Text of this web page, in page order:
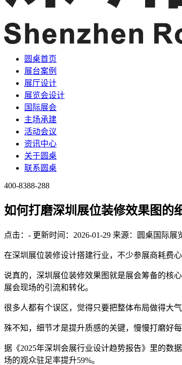
圆桌首页
展台案例
展厅设计
展览会设计
国际展会
主场承建
活动会议
资讯中心
关于圆桌
联系圆桌
400-8388-288
如何打磨深圳展位装修效果图的
点击： - 更新时间：2026-01-29 来源：圆桌国际展
在深圳展位装修设计搭建行业，不少参展商耗费
说真的，深圳展位装修效果图就是展会筹备的核
展会现场的引流和转化。
很多人都有个误区，觉得只要把整体布局做得大
殊不知，细节才是提升质感的关键，慢慢打磨好
据《2025年深圳会展行业设计趋势报告》里的数
场的观众驻足率提升59%。